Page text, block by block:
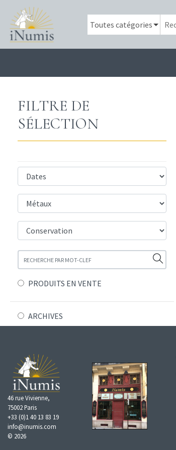
FILTRE DE
SÉLECTION
PRODUITS EN VENTE
ARCHIVES
46 rue Vivienne,
75002 Paris
+33 (0)1 40 13 83 19
info@inumis.com
© 2026